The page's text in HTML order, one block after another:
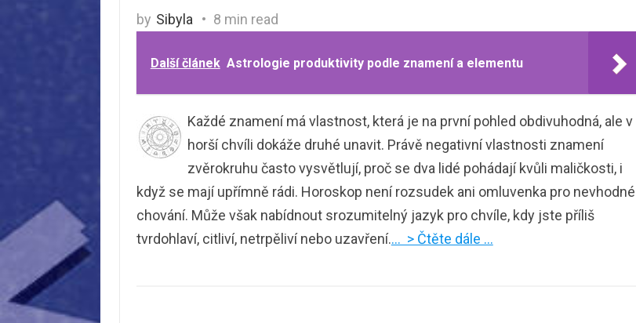
by Sibyla 8 min read
Další článek Astrologie produktivity podle znamení a elementu
Každé znamení má vlastnost, která je na první pohled obdivuhodná, ale v
horší chvíli dokáže druhé unavit. Právě negativní vlastnosti znamení
zvěrokruhu často vysvětlují, proč se dva lidé pohádají kvůli maličkosti, i
když se mají upřímně rádi. Horoskop není rozsudek ani omluvenka pro nevhodné
chování. Může však nabídnout srozumitelný jazyk pro chvíle, kdy jste příliš
tvrdohlaví, citliví, netrpěliví nebo uzavření.… > Čtěte dále …